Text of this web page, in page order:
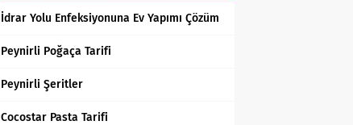
İdrar Yolu Enfeksiyonuna Ev Yapımı Çözüm
Peynirli Poğaça Tarifi
Peynirli Şeritler
Cocostar Pasta Tarifi